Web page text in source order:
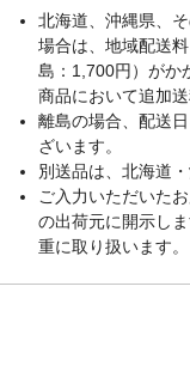
ご注文前の注意事項
北海道、沖縄県、
場合は、地域配送
島：1,700円）がか
商品において追加
離島の場合、配送
ざいます。
別送品は、北海道
ご入力いただいた
の出荷元に開示し
重に取り扱います。